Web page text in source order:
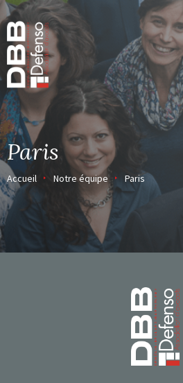
Page d’accueil
Paris
Accueil Notre équipe Paris